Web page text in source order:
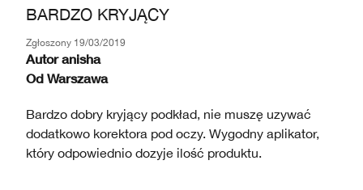
BARDZO KRYJĄCY
Zgłoszony 19/03/2019
Autor anisha
Od Warszawa
Bardzo dobry kryjący podkład, nie muszę uzywać
dodatkowo korektora pod oczy. Wygodny aplikator,
który odpowiednio dozyje ilość produktu.